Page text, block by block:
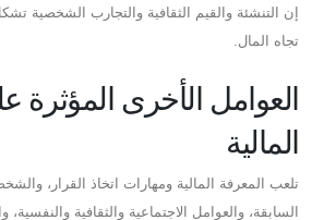
إن التنشئة والقيم الثقافية والتجارب الشخصية
تجاه المال.
العوامل الأخرى المؤثرة
المالية
تلعب المعرفة المالية ومهارات اتخاذ القرار،
السابقة، والعوامل الاجتماعية والثقافية